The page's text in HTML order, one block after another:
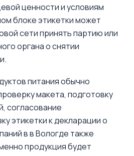
ценности и условиям
блоке этикетки может
сети принять партию или
органа о снятии
питания обычно
макета, подготовку
согласование
этикетки к декларации о
в в Вологде также
продукция будет